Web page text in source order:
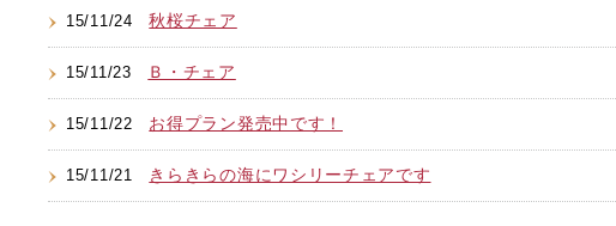
15/11/24秋桜チェア
15/11/23 Ｂ・チェア
15/11/22 お得プラン発売中です！
15/11/21 きらきらの海にワシリーチェアです